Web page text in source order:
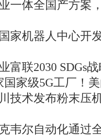
一体全国产方案
国家机器人中心开
富联2030 SDGs
国家级5G工厂！
技术发布粉末压
韦尔自动化通过